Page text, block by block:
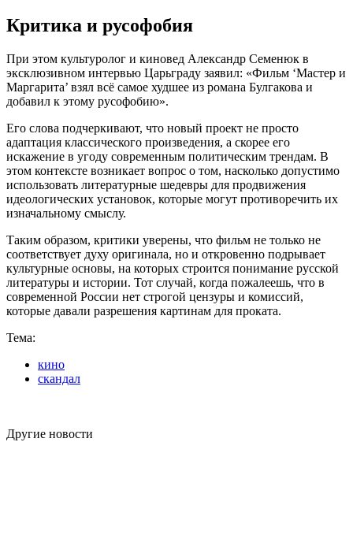
Критика и русофобия
При этом культуролог и киновед Александр Семенюк в
эксклюзивном интервью Царьграду заявил: «Фильм ‘Мастер и
Маргарита’ взял всё самое худшее из романа Булгакова и
добавил к этому русофобию».
Его слова подчеркивают, что новый проект не просто
адаптация классического произведения, а скорее его
искажение в угоду современным политическим трендам. В
этом контексте возникает вопрос о том, насколько допустимо
использовать литературные шедевры для продвижения
идеологических установок, которые могут противоречить их
изначальному смыслу.
Таким образом, критики уверены, что фильм не только не
соответствует духу оригинала, но и откровенно подрывает
культурные основы, на которых строится понимание русской
литературы и истории. Тот случай, когда пожалеешь, что в
современной России нет строгой цензуры и комиссий,
которые давали разрешения картинам для проката.
Тема:
кино
скандал
Другие новости